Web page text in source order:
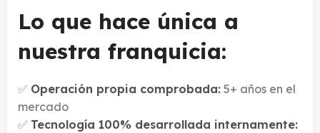
Lo que hace única a
nuestra franquicia:
✅ Operación propia comprobada: 5+ años en el
mercado
✅ Tecnología 100% desarrollada internamente: